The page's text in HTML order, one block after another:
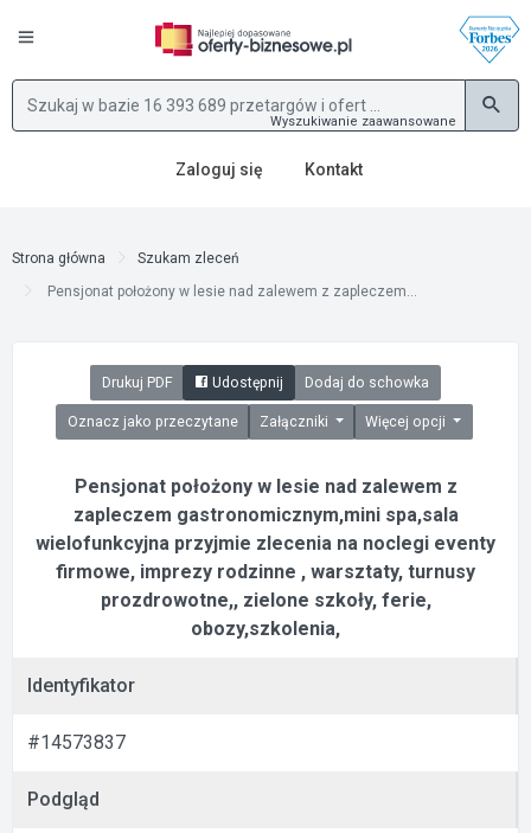
Wyszukiwanie zaawansowane
Zaloguj się Kontakt
Strona główna
Szukam zleceń
Pensjonat położony w lesie nad zalewem z zapleczem...
Drukuj PDF Udostępnij Dodaj do schowka
Oznacz jako przeczytane Załączniki Więcej opcji
Pensjonat położony w lesie nad zalewem z
zapleczem gastronomicznym,mini spa,sala
wielofunkcyjna przyjmie zlecenia na noclegi eventy
firmowe, imprezy rodzinne , warsztaty, turnusy
prozdrowotne,, zielone szkoły, ferie,
obozy,szkolenia,
Identyfikator
#14573837
Podgląd